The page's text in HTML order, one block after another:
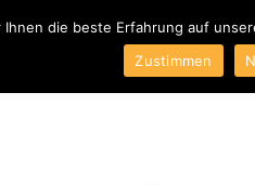
Blog
die beste Erfahrung auf
Zustimmen